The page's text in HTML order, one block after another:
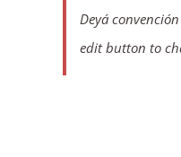
Deyá
edit button to